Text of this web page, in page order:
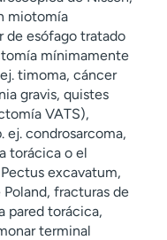
miotomía
de esófago tratado
mínimamente
timoma, cáncer
gravis, quistes
VATS),
ej. condrosarcoma,
torácica o el
excavatum,
fracturas de
pared torácica,
terminal